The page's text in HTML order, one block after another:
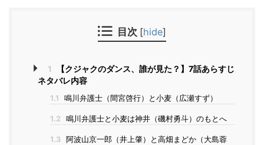
目次 [hide]
1
【クジャクのダンス、誰が見た？】7話あらすじ
ネタバレ内容
1.1 鳴川弁護士（間宮啓行）と小麦（広瀬すず）
1.2 鳴川弁護士と小麦は神井（磯村勇斗）のもとへ
1.3
阿波山京一郎（井上肇）と高畑まどか（大島蓉